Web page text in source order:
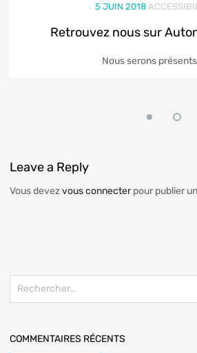
5 JUIN 2018
Retrouvez nous sur
Nous serons
Leavea Reply
Vous devezvous connecterpour publier
COMMENTAIRES RÉCENTS